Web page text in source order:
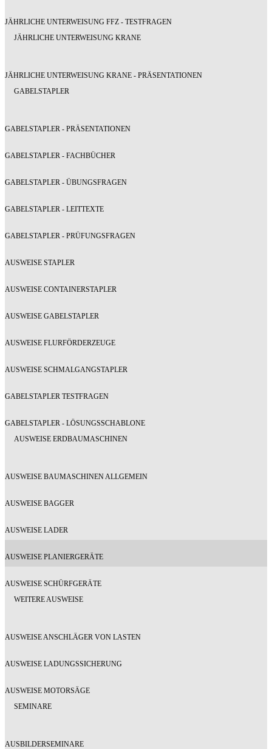
JÄHRLICHE UNTERWEISUNG FFZ - TESTFRAGEN
JÄHRLICHE UNTERWEISUNG KRANE
JÄHRLICHE UNTERWEISUNG KRANE - PRÄSENTATIONEN
GABELSTAPLER
GABELSTAPLER - PRÄSENTATIONEN
GABELSTAPLER - FACHBÜCHER
GABELSTAPLER - ÜBUNGSFRAGEN
GABELSTAPLER - LEITTEXTE
GABELSTAPLER - PRÜFUNGSFRAGEN
AUSWEISE STAPLER
AUSWEISE CONTAINERSTAPLER
AUSWEISE GABELSTAPLER
AUSWEISE FLURFÖRDERZEUGE
AUSWEISE SCHMALGANGSTAPLER
GABELSTAPLER TESTFRAGEN
GABELSTAPLER - LÖSUNGSSCHABLONE
AUSWEISE ERDBAUMASCHINEN
AUSWEISE BAUMASCHINEN ALLGEMEIN
AUSWEISE BAGGER
AUSWEISE LADER
AUSWEISE PLANIERGERÄTE
AUSWEISE SCHÜRFGERÄTE
WEITERE AUSWEISE
AUSWEISE ANSCHLÄGER VON LASTEN
AUSWEISE LADUNGSSICHERUNG
AUSWEISE MOTORSÄGE
SEMINARE
AUSBILDERSEMINARE